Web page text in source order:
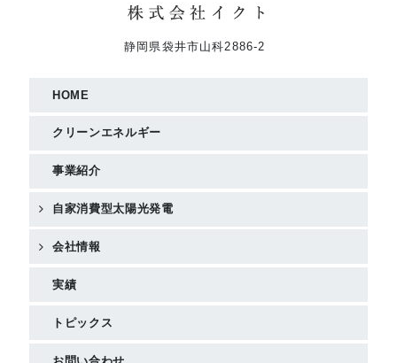
静岡県袋井市山科2886-2
HOME
クリーンエネルギー
事業紹介
自家消費型太陽光発電
会社情報
実績
トピックス
お問い合わせ